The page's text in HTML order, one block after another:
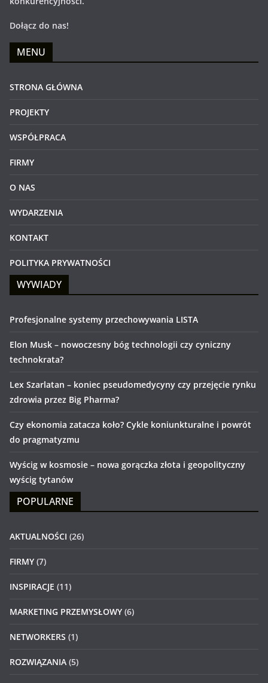
Dołącz do nas!
MENU
STRONA GŁÓWNA
PROJEKTY
WSPÓŁPRACA
FIRMY
O NAS
WYDARZENIA
KONTAKT
POLITYKA PRYWATNOŚCI
WYWIADY
Profesjonalne systemy przechowywania LISTA
Elon Musk – nowoczesny bóg technologii czy cyniczny
technokrata?
Lex Szarlatan – koniec pseudomedycyny czy przejęcie rynku
zdrowia przez Big Pharma?
Czy ekonomia zatacza koło? Cykle koniunkturalne i powrót
do pragmatyzmu
Wyścig w kosmosie – nowa gorączka złota i geopolityczny
wyścig tytanów
POPULARNE
AKTUALNOŚCI (26)
FIRMY (7)
INSPIRACJE (11)
MARKETING PRZEMYSŁOWY (6)
NETWORKERS (1)
ROZWIĄZANIA (5)